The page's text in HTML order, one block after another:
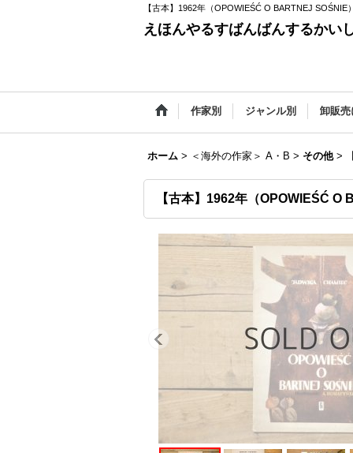
【古本】1962年（OPOWIEŚĆ O BARTNEJ SOŚNIE）
えほんやるすばんばんするかい
作家別 ジャンル別 卸販売
ホーム > ＜海外の作家＞ A・B > その他 >
【古本】1962年（OPOWIEŚĆ O